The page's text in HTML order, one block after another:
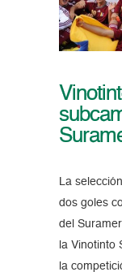
La
dos goles
del
la Vinotinto
la